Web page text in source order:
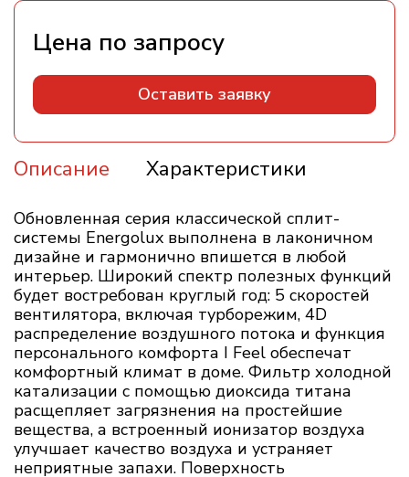
Оставить заявку
Описание Характеристики
Обновленная серия классической сплит-
системы Energolux выполнена в лаконичном
дизайне и гармонично впишется в любой
интерьер. Широкий спектр полезных функций
будет востребован круглый год: 5 скоростей
вентилятора, включая турборежим, 4D
распределение воздушного потока и функция
персонального комфорта I Feel обеспечат
комфортный климат в доме. Фильтр холодной
катализации с помощью диоксида титана
расщепляет загрязнения на простейшие
вещества, а встроенный ионизатор воздуха
улучшает качество воздуха и устраняет
неприятные запахи. Поверхность